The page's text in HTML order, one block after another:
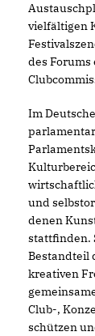
vielfältigen
des
Im
und
denen
stattfinden.
Bestandteil
kreativen
Club-,
schützen